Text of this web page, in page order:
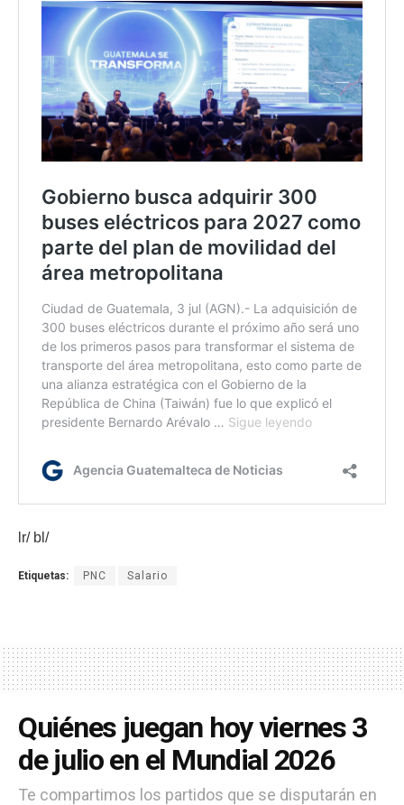
lr/ bl/
Etiquetas: PNC Salario
Quiénes juegan hoy viernes 3
de julio en el Mundial 2026
Te compartimos los partidos que se disputarán en